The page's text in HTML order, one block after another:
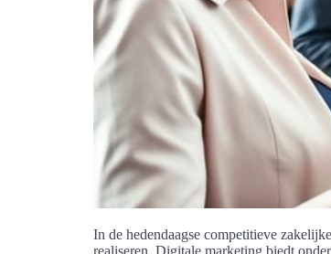
In de hedendaagse competitieve